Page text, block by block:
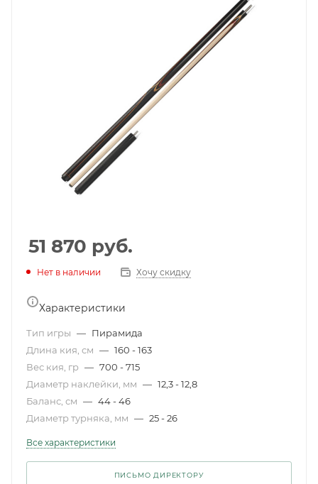
51 870 руб.
Нет в наличии Хочу скидку
Характеристики
Тип игры — Пирамида
Длина кия, см — 160 - 163
Вес кия, гр — 700 - 715
Диаметр наклейки, мм — 12,3 - 12,8
Баланс, см — 44 - 46
Диаметр турняка, мм — 25 - 26
Все характеристики
ПИСЬМО ДИРЕКТОРУ